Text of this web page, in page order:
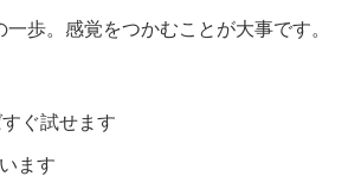
一歩。感覚をつかむことが大事です。
ぐ試せます
ます